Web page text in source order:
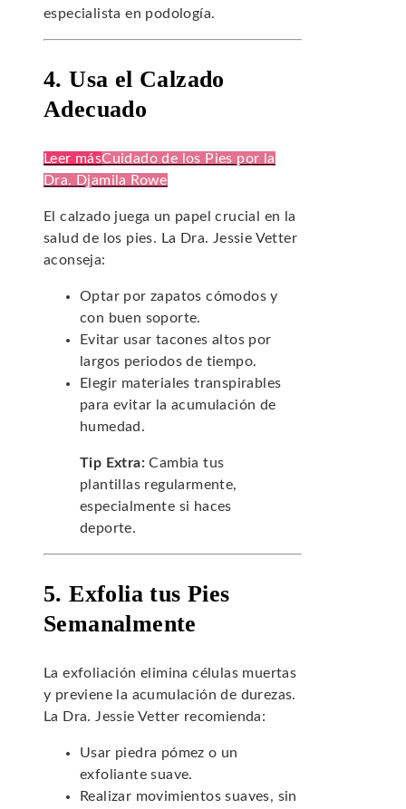
especialista en podología.
4. Usa el Calzado
Adecuado
Leer másCuidado de los Pies por la
Dra. Djamila Rowe
El calzado juega un papel crucial en la
salud de los pies. La Dra. Jessie Vetter
aconseja:
Optar por zapatos cómodos y
con buen soporte.
Evitar usar tacones altos por
largos periodos de tiempo.
Elegir materiales transpirables
para evitar la acumulación de
humedad.
Tip Extra: Cambia tus
plantillas regularmente,
especialmente si haces
deporte.
5. Exfolia tus Pies
Semanalmente
La exfoliación elimina células muertas
y previene la acumulación de durezas.
La Dra. Jessie Vetter recomienda:
Usar piedra pómez o un
exfoliante suave.
Realizar movimientos suaves, sin